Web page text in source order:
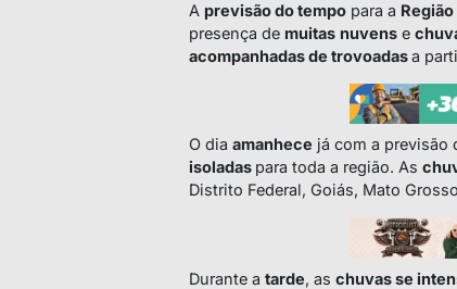
A previsão do tempo para a
presença de muitas nuvens e
acompanhadas de trovoadasa
O dia amanhece já com a previsão
isoladas para toda a região. As
Distrito Federal, Goiás, Mato
Durante a tarde, as chuvas se